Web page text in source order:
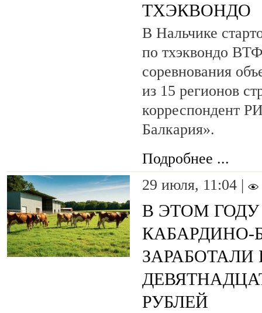
ТХЭКВОНДО
В Нальчике
по тхэквондо
соревнования
из 15 регионов
корреспондент
Балкария».
Подробнее ...
29 июля, 11:04 |
В ЭТОМ
КАБАРДИНО-
ЗАРАБОТАЛИ
РУБЛЕЙ